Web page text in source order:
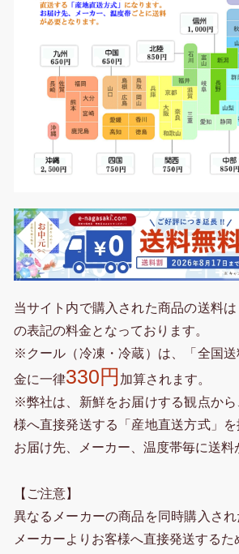
当サイト内で購入された商品の送料は
の表記の料金となっております。
※クール（冷凍・冷蔵）は、「全国
金に一律330円 加算されます。
※弊社は、新鮮をお届けする観点か
様へ直接発送する「産地直送方式」を
お届け先、メーカー、温度帯毎に送料
【ご注意】
異なるメーカーの商品を同時購入さ
メーカーよりお客様へ直接発送する